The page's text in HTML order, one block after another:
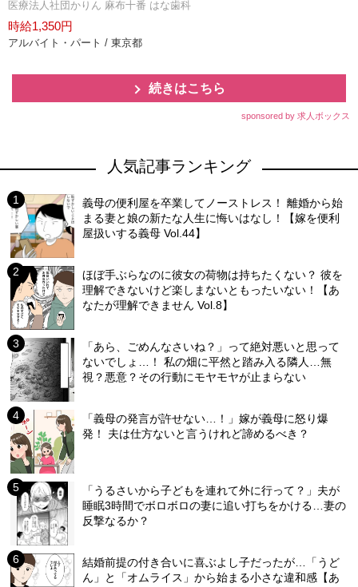
医療法人社団かりん 麻布十番 はな歯科
時給1,350円
アルバイト・パート / 東京都
続きはこちら
sponsored by 求人ボックス
人気記事ランキング
義母の便利屋を卒業してノーストレス！ 離婚から始
まる妻と娘の新たな人生に悔いはなし！【嫁を便利
屋扱いする義母 Vol.44】
ほぼ手ぶらなのに彼女の荷物は持ちたくない？ 彼を
理解できないけど楽しまないともったいない！【あ
なたが理解できません Vol.8】
「あら、ごめんなさいね？」って絶対悪いと思って
ないでしょ…！ 私の畑に平然と踏み入る隣人…無
視？悪意？その行動にモヤモヤが止まらない
「義母の発言が許せない…！」嫁が義母に怒り爆
発！ 夫は仕方ないと言うけれど諦めるべき？
「うるさいから子どもを連れて外に行って？」夫が
睡眠3時間でボロボロの妻に追い打ちをかける…妻の
反撃なるか？
結婚前提の付き合いに喜ぶよし子だったが…「うど
ん」と「オムライス」から始まる小さな違和感【あ